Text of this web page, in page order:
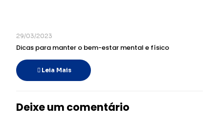
29/03/2023
Dicas para manter o bem-estar mental e físico
Leia Mais
Deixe um comentário